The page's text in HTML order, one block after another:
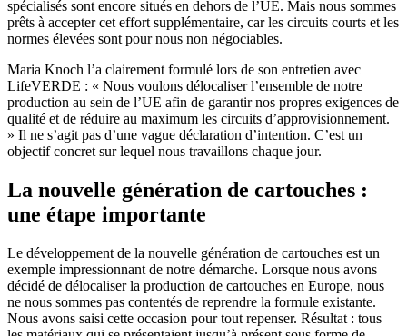
spécialisés sont encore situés en dehors de l’UE. Mais nous sommes
prêts à accepter cet effort supplémentaire, car les circuits courts et les
normes élevées sont pour nous non négociables.
Maria Knoch l’a clairement formulé lors de son entretien avec
LifeVERDE : « Nous voulons délocaliser l’ensemble de notre
production au sein de l’UE afin de garantir nos propres exigences de
qualité et de réduire au maximum les circuits d’approvisionnement.
» Il ne s’agit pas d’une vague déclaration d’intention. C’est un
objectif concret sur lequel nous travaillons chaque jour.
La nouvelle génération de cartouches :
une étape importante
Le développement de la nouvelle génération de cartouches est un
exemple impressionnant de notre démarche. Lorsque nous avons
décidé de délocaliser la production de cartouches en Europe, nous
ne nous sommes pas contentés de reprendre la formule existante.
Nous avons saisi cette occasion pour tout repenser. Résultat : tous